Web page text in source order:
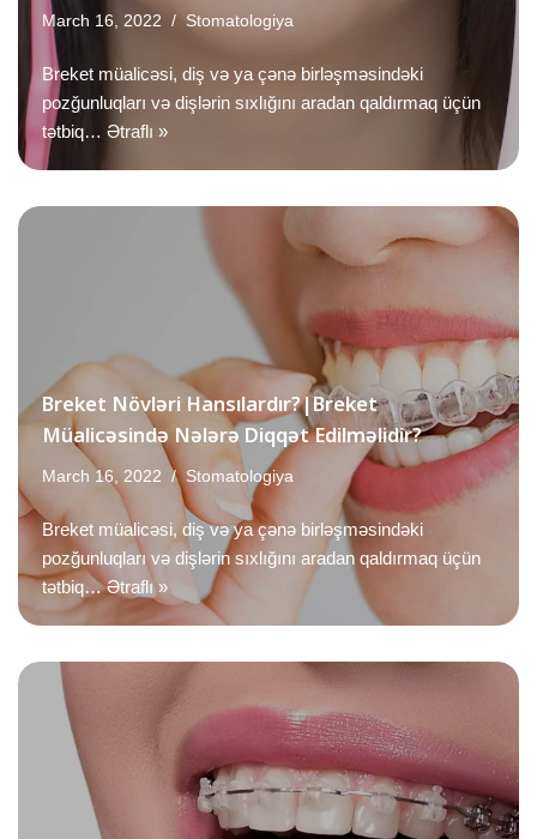
March 16, 2022 Stomatologiya
Breket müalicəsi, diş və ya çənə birləşməsindəki
pozğunluqları və dişlərin sıxlığını aradan qaldırmaq üçün
tətbiq… Ətraflı »
Breket Növləri Hansılardır?|Breket
Müalicəsində Nələrə Diqqət Edilməlidir?
March 16, 2022 Stomatologiya
Breket müalicəsi, diş və ya çənə birləşməsindəki
pozğunluqları və dişlərin sıxlığını aradan qaldırmaq üçün
tətbiq…Ətraflı »